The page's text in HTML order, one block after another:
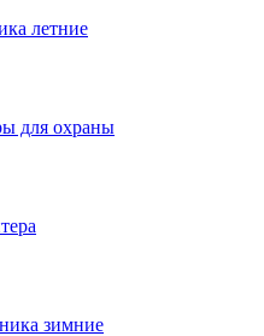
летние
для охраны
зимние